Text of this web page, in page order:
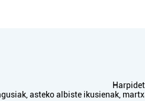
asteko albiste ikusienak,